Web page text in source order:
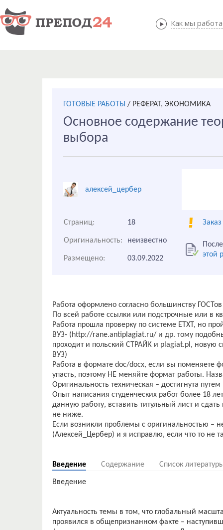
Как мы
Как мы
ГОТОВЫЕ РАБОТЫ / РЕФЕРАТ, ЭКОНОМИКА
Основное содержание
выбора
алексей_цербер
Страниц: 18
Оригинальность: неизвестно
этой
Размещено: 03.09.2022
Работа оформлено согласно большинству ГОСТов
По всей работе ссылки или подстрочные или в
Работа прошла проверку по системе ЕТХТ, но
ВУЗ- (http://rane.antiplagiat.ru/ и др. тому
проходит и польский СТРАЙК и plagiat.pl,
ВУЗ)
Работа в формате doc/docx, если вы поменяете
упасть, поэтому НЕ меняйте формат работы.
Оригинальность техническая – достигнута
Опыт написания студенческих работ более 18
данную работу, вставить титульный лист и
не ниже.
Если возникли проблемы с оригинальностью –
(Алексей_Цербер) и я исправлю, если что то не
Введение Содержание Список
Введение
Актуальность темы в том, что глобальный
проявился в общепризнанном факте –